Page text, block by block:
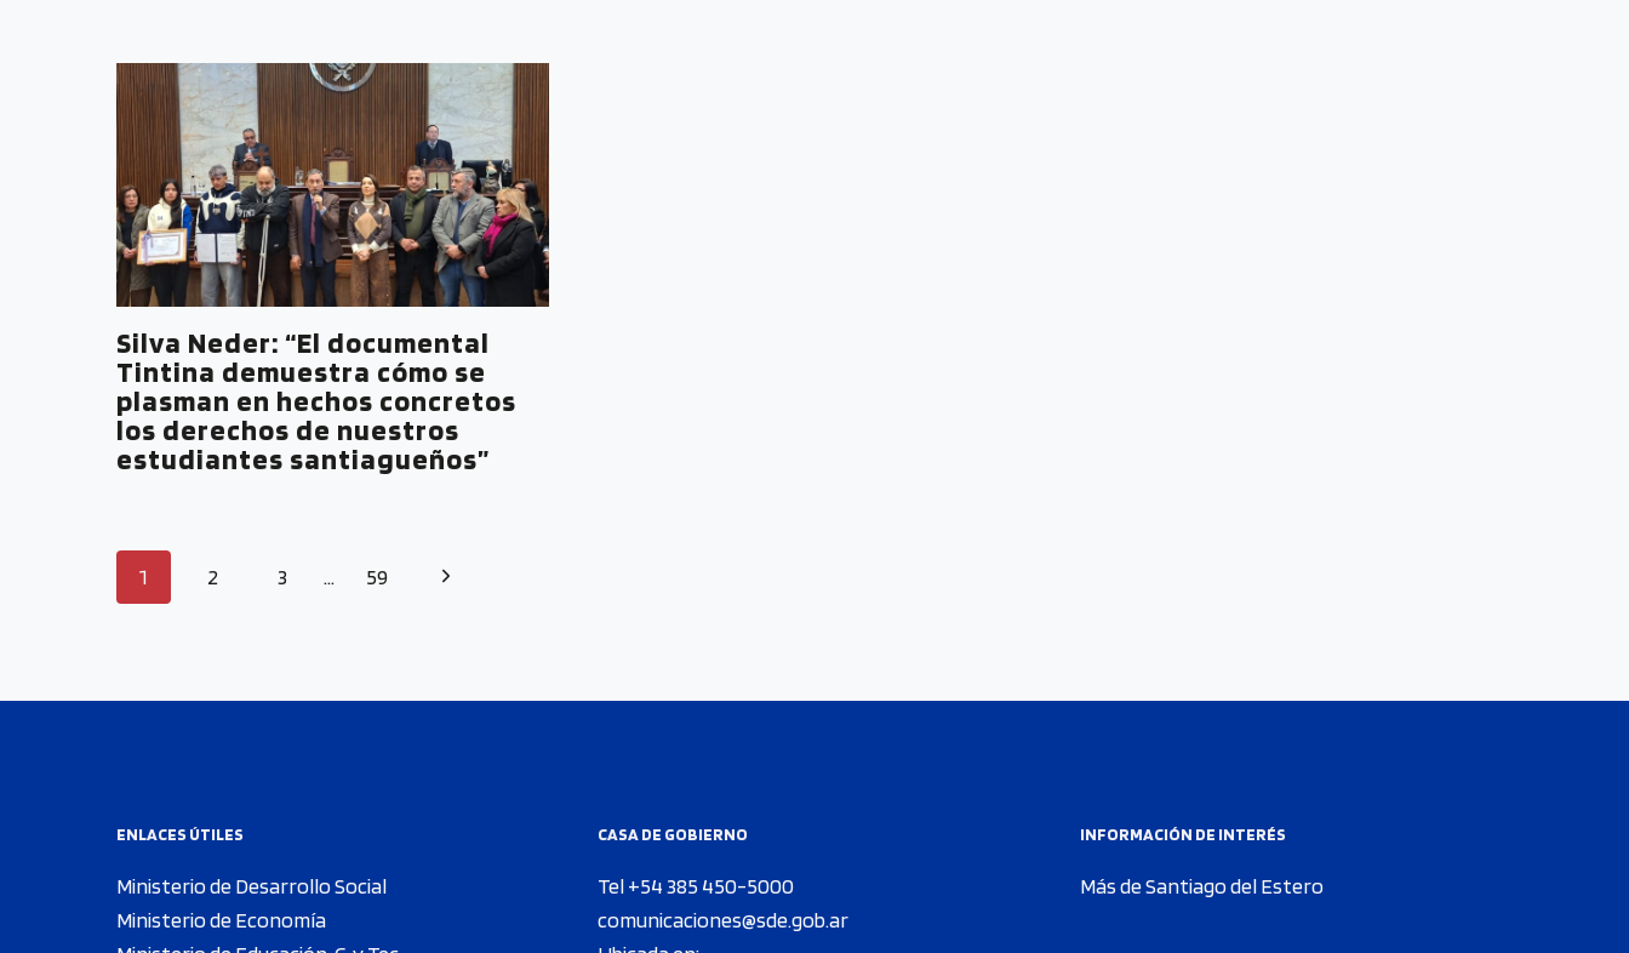
Silva Neder: “El documental
Tintina demuestra cómo se
plasman en hechos concretos
los derechos de nuestros
estudiantes santiagueños”
1 2 3 … 59
ENLACES ÚTILES
Ministerio de Desarrollo Social
Ministerio de Economía
CASA DE GOBIERNO
Tel +54 385 450-5000
comunicaciones@sde.gob.ar
INFORMACIÓN DE INTERÉS
Más de Santiago del Estero